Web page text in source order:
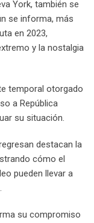
York, también se
se informa, más
en 2023,
y la nostalgia
temporal otorgado
a República
su situación.
destacan la
cómo el
pueden llevar a
su compromiso